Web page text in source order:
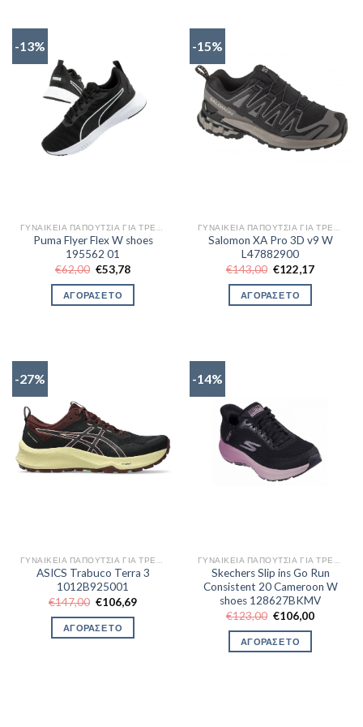
-13%
Puma Flyer Flex W shoes
195562 01
€62,00 Original
price
was:
€62,00.
€53,78Η
τιμή
ΑΓΟΡΑΣΕ ΤΟ
-15%
Salomon XA Pro 3D v9 W
L47882900
€143,00 Original
was:
€143,00.
€122,17Η
ΑΓΟΡΑΣΕ ΤΟ
-27%
ASICS Trabuco Terra 3
1012B925001
€147,00 Original
was:
€147,00.
€106,69Η
ΑΓΟΡΑΣΕ ΤΟ
-14%
Skechers Slip ins Go Run
Consistent 20 Cameroon W
shoes 128627BKMV
€123,00 Original
was:
€123,00.
€106,00Η
ΑΓΟΡΑΣΕ ΤΟ